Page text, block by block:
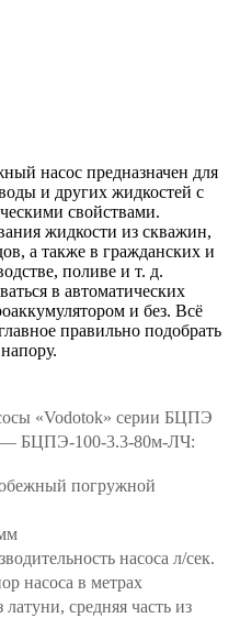
насос предназначен для
и других жидкостей с
свойствами.
жидкости из скважин,
а также в гражданских и
поливе и т. д.
в автоматических
и без. Всё
правильно подобрать
«Vodotok» серии БЦПЭ
— БЦПЭ-100-3.3-80м-ЛЧ:
погружной
насоса л/сек.
насоса в метрах
средняя часть из